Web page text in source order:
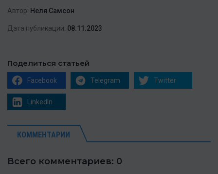
Автор: Неля Самсон
Дата публикации: 08.11.2023
Поделиться статьей
Facebook Telegram Twitter
LinkedIn
КОММЕНТАРИИ
Всего комментариев: 0